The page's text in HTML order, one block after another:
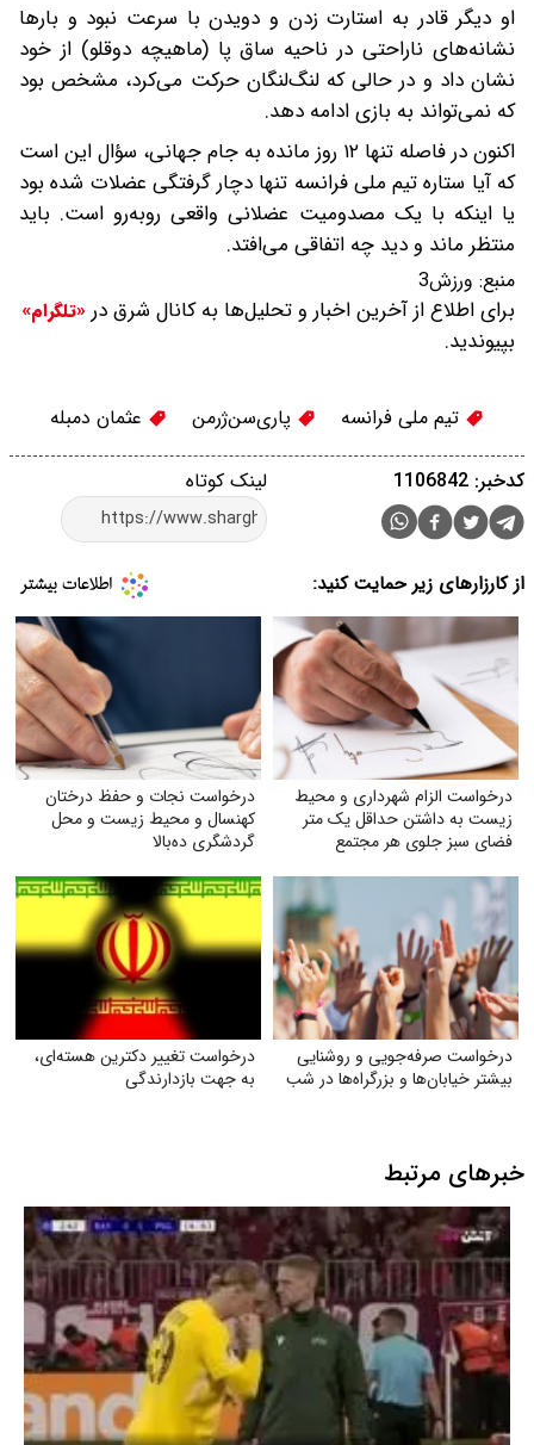
او دیگر قادر به استارت زدن و دویدن با سرعت نبود و بارها
نشانه‌های ناراحتی در ناحیه ساق پا (ماهیچه دوقلو) از خود
نشان داد و در حالی که لنگ‌لنگان حرکت می‌کرد، مشخص بود
که نمی‌تواند به بازی ادامه دهد.
اکنون در فاصله تنها ۱۲ روز مانده به جام جهانی، سؤال این است
که آیا ستاره تیم ملی فرانسه تنها دچار گرفتگی عضلات شده بود
یا اینکه با یک مصدومیت عضلانی واقعی روبه‌رو است. باید
منتظر ماند و دید چه اتفاقی می‌افتد.
منبع: ورزش3
برای اطلاع از آخرین اخبار و تحلیل‌ها به کانال شرق در «تلگرام»
بپیوندید.
تیم ملی فرانسه پاری‌سن‌ژرمن عثمان دمبله
لینک کوتاه کدخبر: 1106842
از کارزارهای زیر حمایت کنید:
درخواست الزام شهرداری و محیط
زیست به داشتن حداقل یک متر
فضای سبز جلوی هر مجتمع
درخواست نجات و حفظ درختان
کهنسال و محیط زیست و محل
گردشگری ده‌بالا
درخواست صرفه‌جویی و روشنایی
بیشتر خیابان‌ها و بزرگراه‌ها در شب
درخواست تغییر دکترین هسته‌ای،
به جهت بازدارندگی
خبرهای مرتبط